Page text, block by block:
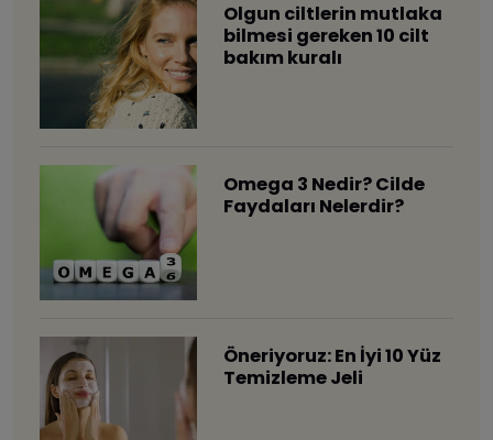
Olgun ciltlerin mutlaka
bilmesi gereken 10 cilt
bakım kuralı
Omega 3 Nedir? Cilde
Faydaları Nelerdir?
Öneriyoruz: En İyi 10 Yüz
Temizleme Jeli